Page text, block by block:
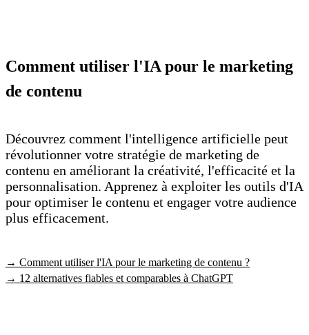
Comment utiliser l'IA pour le marketing
de contenu
Découvrez comment l'intelligence artificielle peut
révolutionner votre stratégie de marketing de
contenu en améliorant la créativité, l'efficacité et la
personnalisation. Apprenez à exploiter les outils d'IA
pour optimiser le contenu et engager votre audience
plus efficacement.
→ Comment utiliser l'IA pour le marketing de contenu ?
→ 12 alternatives fiables et comparables à ChatGPT